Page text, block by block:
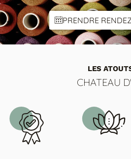
COLORIS 2
DECO chrome noirDECO metal
PRENDRE
LES
CHATEAU